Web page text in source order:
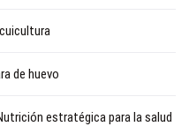
de huevo
estratégica para la salud